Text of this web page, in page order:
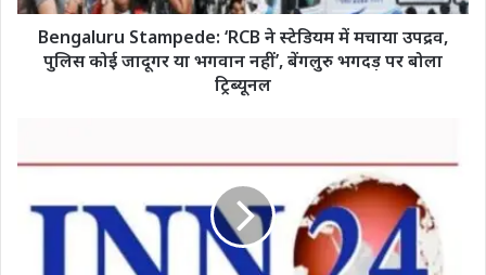
पुलिस
जादूगर
भगदड़
बोला
Bengaluru Stampede: ‘RCB ने स्टेडियम में मचाया उपद्रव,
पुलिस कोई जादूगर या भगवान नहीं’, बेंगलुरु भगदड़ पर बोला
ट्रिब्यूनल
मिले